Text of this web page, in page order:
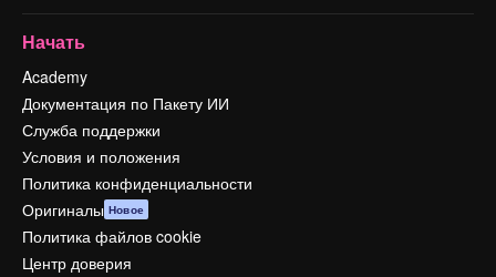
Начать
Academy
Документация по Пакету ИИ
Служба поддержки
Условия и положения
Политика конфиденциальности
Оригиналы Новое
Политика файлов cookie
Центр доверия